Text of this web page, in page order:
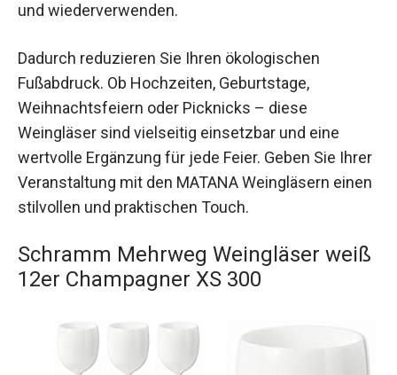
und wiederverwenden.
Dadurch reduzieren Sie Ihren ökologischen
Fußabdruck. Ob Hochzeiten, Geburtstage,
Weihnachtsfeiern oder Picknicks – diese
Weingläser sind vielseitig einsetzbar und eine
wertvolle Ergänzung für jede Feier. Geben Sie Ihrer
Veranstaltung mit den MATANA Weingläsern einen
stilvollen und praktischen Touch.
Schramm Mehrweg Weingläser weiß
12er Champagner XS 300